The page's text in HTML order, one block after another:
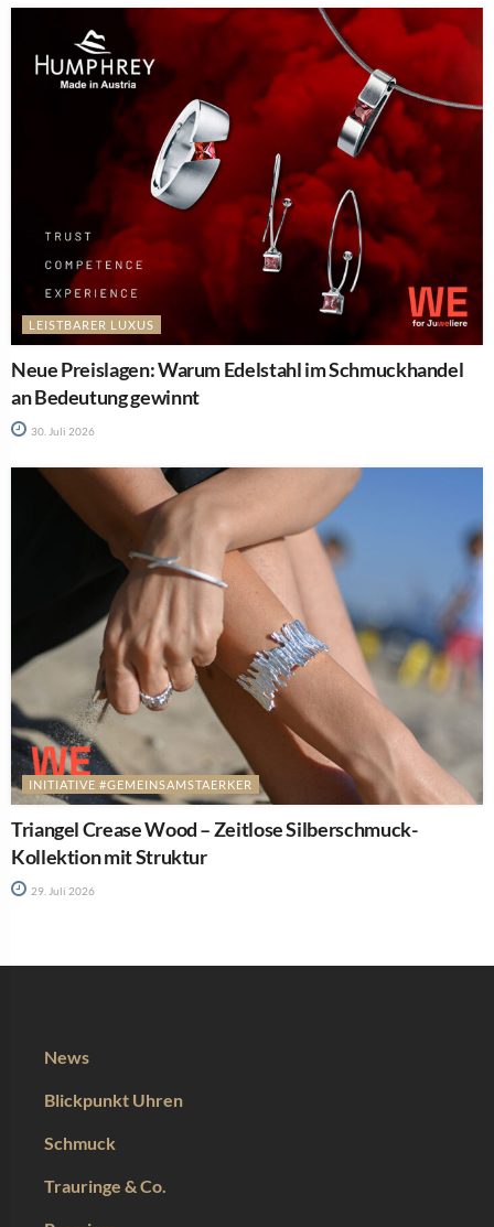
LEISTBARER LUXUS
Neue Preislagen: Warum Edelstahl im Schmuckhandel
an Bedeutung gewinnt
30. Juli 2026
INITIATIVE #GEMEINSAMSTAERKER
Triangel Crease Wood – Zeitlose Silberschmuck-
Kollektion mit Struktur
29. Juli 2026
News
Blickpunkt Uhren
Schmuck
Trauringe & Co.